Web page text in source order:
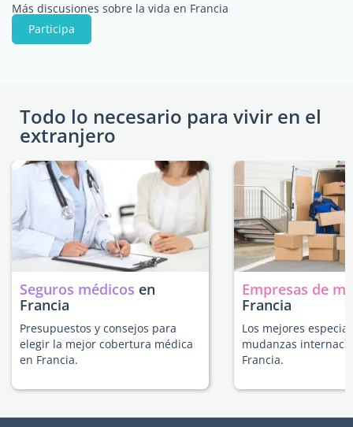
Más discusiones sobre la vida en Francia
Participa
Todo lo necesario para vivir en el
extranjero
Seguros médicos en
Francia
Presupuestos y consejos para
elegir la mejor cobertura médica
en Francia.
Empresas de
Francia
Los mejores
mudanzas
Francia.